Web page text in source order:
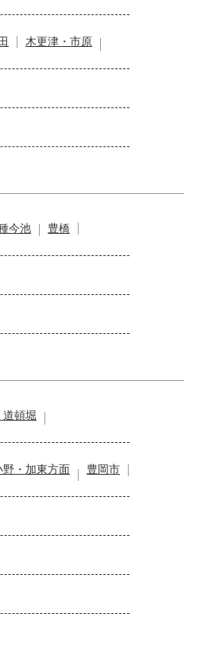
木更津・市原
今池
豊橋
道頓堀
野・加東方面
豊岡市